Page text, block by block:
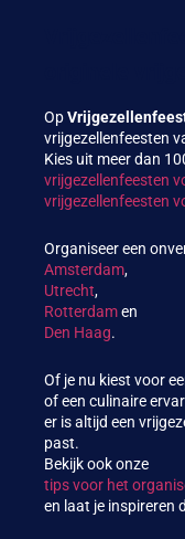
Op
vrijgezellenfeesten
Kies uit meer dan
vrijgezellenfeesten
vrijgezellenfeesten
Organiseer een
Amsterdam,
Utrecht,
Rotterdamen
Den Haag.
Of je nu kiest voor
of een culinaire
er is altijd een
past.
Bekijk ook onze
tips voor het
en laat je inspireren